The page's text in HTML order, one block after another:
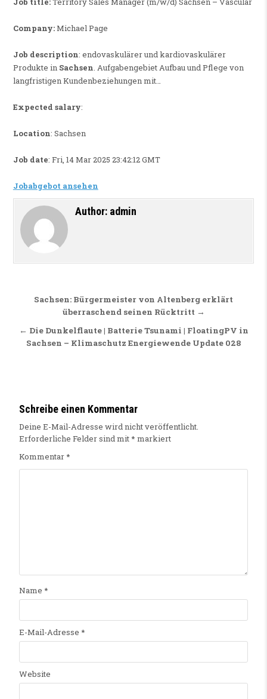
Company:Michael Page
Job description: endovaskulärer und kardiovaskulärer
Produkte in Sachsen. Aufgabengebiet Aufbau und Pflege von
langfristigen Kundenbeziehungen mit…
Expected salary:
Location: Sachsen
Job date: Fri, 14 Mar 2025 23:42:12 GMT
Jobabgebot ansehen
Author: admin
Beitragsnavigation
Sachsen: Bürgermeister von Altenberg erklärt
überraschend seinen Rücktritt →
← Die Dunkelflaute | Batterie Tsunami | FloatingPV in
Sachsen – Klimaschutz Energiewende Update 028
Schreibe einen Kommentar
Deine E-Mail-Adresse wird nicht veröffentlicht.
Erforderliche Felder sind mit* markiert
Kommentar*
Name *
E-Mail-Adresse *
Website